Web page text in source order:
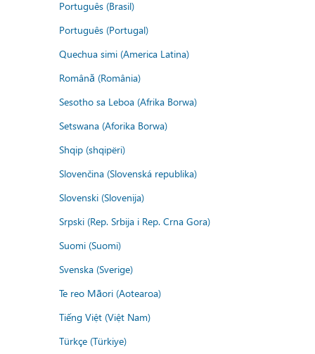
Português (Brasil)
Português (Portugal)
Quechua simi (America Latina)
Română (România)
Sesotho sa Leboa (Afrika Borwa)
Setswana (Aforika Borwa)
Shqip (shqipëri)
Slovenčina (Slovenská republika)
Slovenski (Slovenija)
Srpski (Rep. Srbija i Rep. Crna Gora)
Suomi (Suomi)
Svenska (Sverige)
Te reo Māori (Aotearoa)
Tiếng Việt (Việt Nam)
Türkçe (Türkiye)